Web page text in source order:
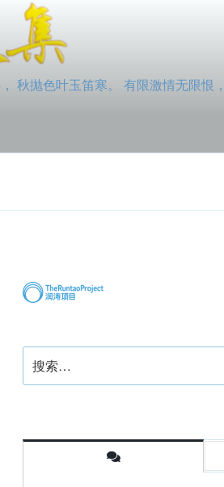
秋抛色叶玉笛寒。 有限激情无限
索：